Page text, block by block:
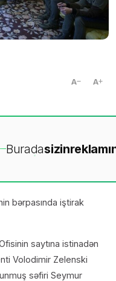
A A
Buradasizin
bərpasında iştirak
saytına istinadən
Volodimir Zelenski
səfiri Seymur